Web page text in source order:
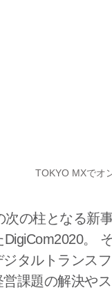
TOKYO MXでオ
次の柱となる新
。
タルトランス
課題の解決や